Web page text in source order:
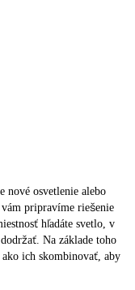
nové osvetlenie alebo
pripravíme riešenie
hľadáte svetlo, v
Na základe toho
ich skombinovať, aby